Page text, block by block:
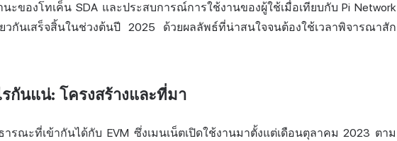
ะของโทเค็น SDA และประสบการณ์การใช้งานของผู้ใช้เมื่อเทียบกับ Pi Network
วกันเสร็จสิ้นในช่วงต้นปี 2025 ด้วยผลลัพธ์ที่น่าสนใจจนต้องใช้เวลาพิจารณาสัก
กันแน่: โครงสร้างและที่มา
ารณะที่เข้ากันได้กับ EVM ซึ่งเมนเน็ตเปิดใช้งานมาตั้งแต่เดือนตุลาคม 2023 ตาม